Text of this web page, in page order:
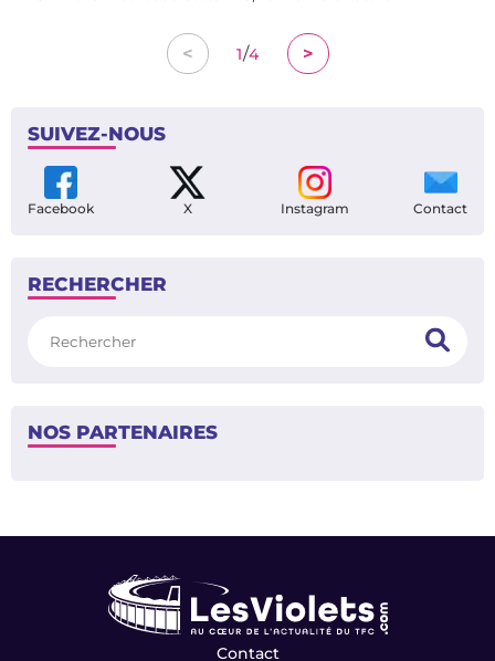
< 1/4 >
SUIVEZ-NOUS
Facebook X Instagram Contact
RECHERCHER
NOS PARTENAIRES
Contact